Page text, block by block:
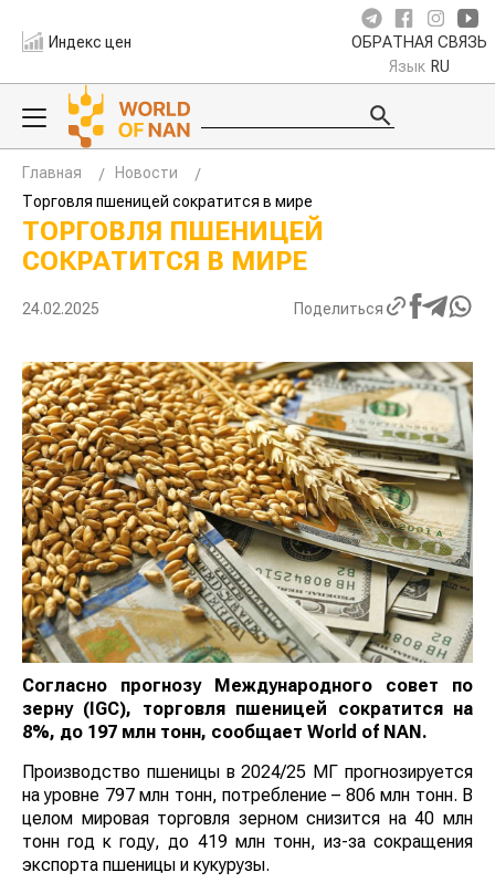
Индекс цен ОБРАТНАЯ СВЯЗЬ
Язык RU
Главная
Новости
Торговля пшеницей сократится в мире
ТОРГОВЛЯ ПШЕНИЦЕЙ
СОКРАТИТСЯ В МИРЕ
24.02.2025 Поделиться
Согласно прогнозу Международного совет по
зерну (IGC), торговля пшеницей сократится на
8%, до 197 млн тонн, сообщает World of NAN.
Производство пшеницы в 2024/25 МГ прогнозируется
на уровне 797 млн тонн, потребление – 806 млн тонн. В
целом мировая торговля зерном снизится на 40 млн
тонн год к году, до 419 млн тонн, из-за сокращения
экспорта пшеницы и кукурузы.